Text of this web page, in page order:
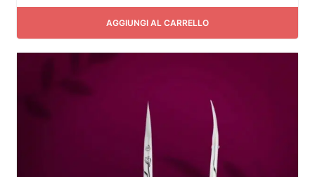
AGGIUNGI AL CARRELLO